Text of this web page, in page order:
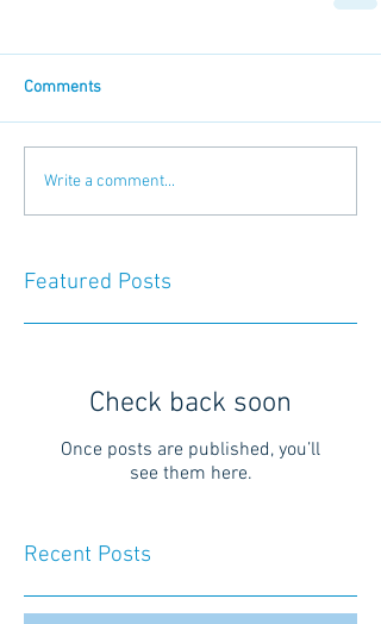
Comments
Write a comment...
Featured Posts
Check back soon
Once posts are published, you’ll
see them here.
Recent Posts